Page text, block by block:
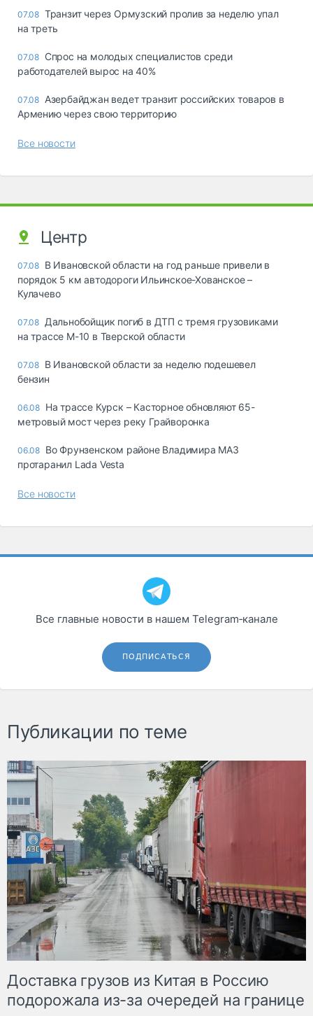
07.08 Транзит через Ормузский пролив за неделю упал
на треть
07.08 Спрос на молодых специалистов среди
работодателей вырос на 40%
07.08 Азербайджан ведет транзит российских товаров в
Армению через свою территорию
Все новости
Центр
07.08 В Ивановской области на год раньше привели в
порядок 5 км автодороги Ильинское-Хованское –
Кулачево
07.08 Дальнобойщик погиб в ДТП с тремя грузовиками
на трассе М-10 в Тверской области
07.08 В Ивановской области за неделю подешевел
бензин
06.08 На трассе Курск – Касторное обновляют 65-
метровый мост через реку Грайворонка
06.08 Во Фрунзенском районе Владимира МАЗ
протаранил Lada Vesta
Все новости
Все главные новости в нашем Telegram‑канале
ПОДПИСАТЬСЯ
Публикации по теме
Доставка грузов из Китая в Россию
подорожала из-за очередей на границе